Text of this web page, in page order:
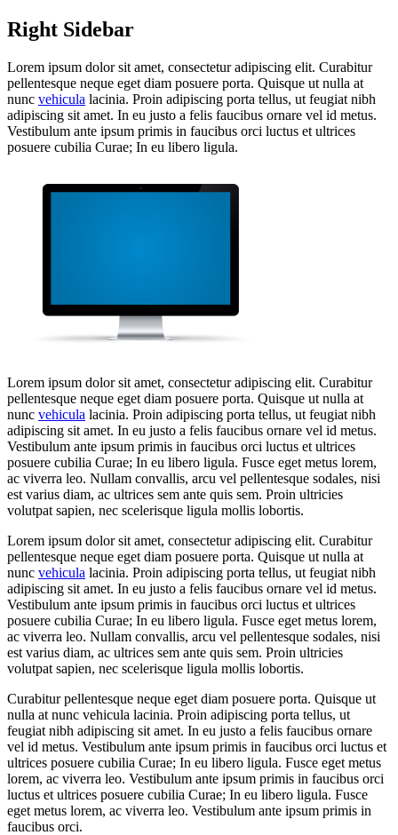
Right Sidebar
Lorem ipsum dolor sit amet, consectetur adipiscing elit. Curabitur
pellentesque neque eget diam posuere porta. Quisque ut nulla at
nunc vehicula lacinia. Proin adipiscing porta tellus, ut feugiat nibh
adipiscing sit amet. In eu justo a felis faucibus ornare vel id metus.
Vestibulum ante ipsum primis in faucibus orci luctus et ultrices
posuere cubilia Curae; In eu libero ligula.
Lorem ipsum dolor sit amet, consectetur adipiscing elit. Curabitur
pellentesque neque eget diam posuere porta. Quisque ut nulla at
nunc vehicula lacinia. Proin adipiscing porta tellus, ut feugiat nibh
adipiscing sit amet. In eu justo a felis faucibus ornare vel id metus.
Vestibulum ante ipsum primis in faucibus orci luctus et ultrices
posuere cubilia Curae; In eu libero ligula. Fusce eget metus lorem,
ac viverra leo. Nullam convallis, arcu vel pellentesque sodales, nisi
est varius diam, ac ultrices sem ante quis sem. Proin ultricies
volutpat sapien, nec scelerisque ligula mollis lobortis.
Lorem ipsum dolor sit amet, consectetur adipiscing elit. Curabitur
pellentesque neque eget diam posuere porta. Quisque ut nulla at
nunc vehicula lacinia. Proin adipiscing porta tellus, ut feugiat nibh
adipiscing sit amet. In eu justo a felis faucibus ornare vel id metus.
Vestibulum ante ipsum primis in faucibus orci luctus et ultrices
posuere cubilia Curae; In eu libero ligula. Fusce eget metus lorem,
ac viverra leo. Nullam convallis, arcu vel pellentesque sodales, nisi
est varius diam, ac ultrices sem ante quis sem. Proin ultricies
volutpat sapien, nec scelerisque ligula mollis lobortis.
Curabitur pellentesque neque eget diam posuere porta. Quisque ut
nulla at nunc vehicula lacinia. Proin adipiscing porta tellus, ut
feugiat nibh adipiscing sit amet. In eu justo a felis faucibus ornare
vel id metus. Vestibulum ante ipsum primis in faucibus orci luctus et
ultrices posuere cubilia Curae; In eu libero ligula. Fusce eget metus
lorem, ac viverra leo. Vestibulum ante ipsum primis in faucibus orci
luctus et ultrices posuere cubilia Curae; In eu libero ligula. Fusce
eget metus lorem, ac viverra leo. Vestibulum ante ipsum primis in
faucibus orci.